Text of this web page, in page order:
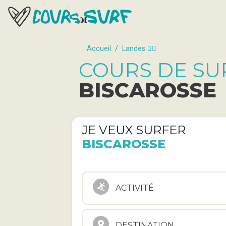
Accueil Landes 🏄‍♂️
COURS DE
BISCAROSSE
JE VEUX SURFER
BISCAROSSE
ACTIVITÉ